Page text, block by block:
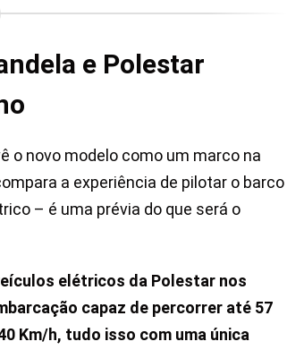
e Polestar
o novo modelo como um marco na
a experiência de pilotar o barco
– é uma prévia do que será o
elétricos da Polestar nos
capaz de percorrer até 57
Km/h, tudo isso com uma única